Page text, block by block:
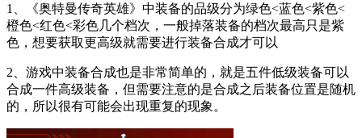
1、《奥特曼传奇英雄》中装备的品级分为绿色<蓝色<紫色<
橙色<红色<彩色几个档次，一般掉落装备的档次最高只是紫
色，想要获取更高级就需要进行装备合成才可以
2、游戏中装备合成也是非常简单的，就是五件低级装备可以
合成一件高级装备，但需要注意的是合成之后装备位置是随机
的，所以很有可能会出现重复的现象。